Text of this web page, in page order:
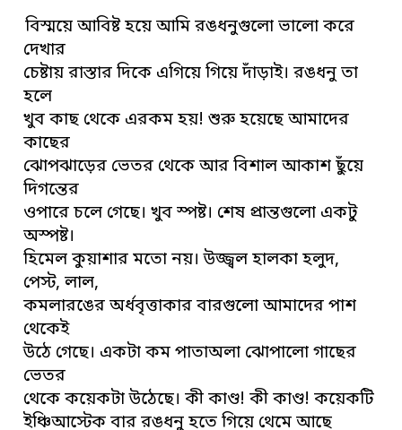
বিস্ময়ে আবিষ্ট হয়ে আমি রঙধনুগুলো ভালো করে
দেখার
চেষ্টায় রাস্তার দিকে এগিয়ে গিয়ে দাঁড়াই। রঙধনু তা
হলে
খুব কাছ থেকে এরকম হয়! শুরু হয়েছে আমাদের
কাছের
ঝোপঝাড়ের ভেতর থেকে আর বিশাল আকাশ ছুঁয়ে
দিগন্তের
ওপারে চলে গেছে। খুব স্পষ্ট। শেষ প্রান্তগুলো একটু
অস্পষ্ট।
হিমেল কুয়াশার মতো নয়। উজ্জ্বল হালকা হলুদ,
পেস্ট, লাল,
কমলারঙের অর্ধবৃত্তাকার বারগুলো আমাদের পাশ
থেকেই
উঠে গেছে। একটা কম পাতাঅলা ঝোপালো গাছের
ভেতর
থেকে কয়েকটা উঠেছে। কী কাণ্ড! কী কাণ্ড! কয়েকটি
ইঞ্চিআস্টেক বার রঙধনু হতে গিয়ে থেমে আছে